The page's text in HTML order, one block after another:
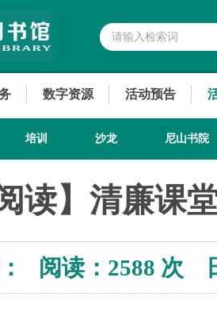
数字资源 活动预告
培训 沙龙 尼山书院
阅读】清廉
阅读： 2588 次